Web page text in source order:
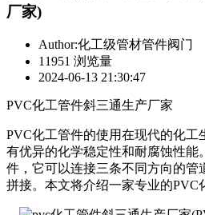
厂家)
Author:化工级管材管件阀门
11951 浏览量
2024-06-13 21:30:47
PVC化工管件斜三通生产厂家
PVC化工管件的使用在现代的化工
有优异的化学稳定性和耐腐蚀性能
件，它可以连接三条不同方向的管
拼接。本文将介绍一家专业的PVC